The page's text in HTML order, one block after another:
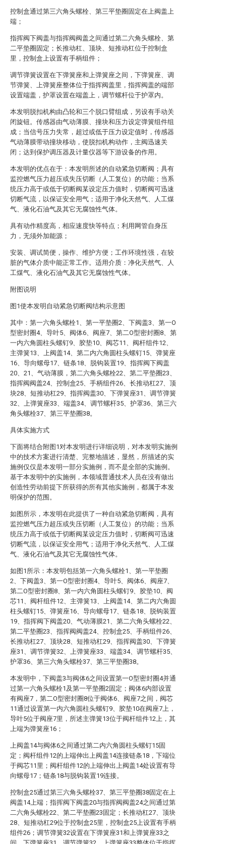
控制盒通过第三六角头螺栓、第三平垫圈固定在上阀盖上
端；
指挥阀下阀盖与指挥阀阀盖之间通过第二六角头螺栓、第
二平垫圈固定；长推动杠、顶块、短推动杠位于控制盒
里，控制盒上设置有手柄组件；
调节弹簧设置在下弹簧座和上弹簧座之间，下弹簧座、调
节弹簧、上弹簧座整体位于指挥阀盖里，指挥阀盖的端部
设置端盖，护罩设置在端盖上，调节螺杆位于护罩内。
本发明脱扣机构由凸轮和三个脱口臂组成，另设有手动关
闭旋钮。传感器由气动薄膜、撞块和压力设定弹簧组件组
成；当信号压力失常，超过或低于压力设定值时，传感器
气动薄膜带动撞块移动，使脱扣机构动作，主阀迅速关
闭；达到保护调压器及计量仪器等下游设备的作用。
本发明的优点在于：本发明所述的自动紧急切断阀；具有
监控燃气压力超压或失压切断（人工复位）的功能；当系
统压力高于或低于切断阀某设定压力值时，切断阀可迅速
切断气流，以保证安全用气；适用于净化天然气、人工煤
气、液化石油气及其它无腐蚀性气体。
具有动作精度高，相应速度快等特点；利用网管自身压
力，无须外加能源；
安装、调试简便，操作、维护方便；工作环境性强，在较
脏的气体介质中能正常工作。适用介质：净化天然气、人
工煤气、液化石油气及其它无腐蚀性气体。
附图说明
图1使本发明自动紧急切断阀结构示意图
其中：第一六角头螺栓1、第一平垫圈2、下阀盖3、第一O
型密封圈4、导叶5、阀体6、阀座7、第二O型密封圈8、第
一内六角圆柱头螺钉9、胶垫10、阀芯11、阀杆组件12、
主弹簧13、上阀盖14、第二内六角圆柱头螺钉15、弹簧座
16、导向螺母17、链条18、脱钩装置19、指挥阀下阀盖
20、21、气动薄膜，第二六角头螺栓22、第二平垫圈23、
指挥阀阀盖24、控制盒25、手柄组件26、长推动杠27、顶
块28、短推动杠29、指挥阀盖30、下弹簧座31、调节弹簧
32、上弹簧座33、端盖34、调节螺杆35、护罩36、第三六
角头螺栓37、第三平垫圈38。
具体实施方式
下面将结合附图1对本发明进行详细说明，对本发明实施例
中的技术方案进行清楚、完整地描述，显然，所描述的实
施例仅仅是本发明一部分实施例，而不是全部的实施例。
基于本发明中的实施例，本领域普通技术人员在没有做出
创造性劳动前提下所获得的所有其他实施例，都属于本发
明保护的范围。
如图所示，本发明在此提供了一种自动紧急切断阀，具有
监控燃气压力超压或失压切断（人工复位）的功能；当系
统压力高于或低于切断阀某设定压力值时，切断阀可迅速
切断气流，以保证安全用气；适用于净化天然气、人工煤
气、液化石油气及其它无腐蚀性气体。
如图1所示：本发明包括第一六角头螺栓1、第一平垫圈
2、下阀盖3、第一O型密封圈4、导叶5、阀体6、阀座7、
第二O型密封圈8、第一内六角圆柱头螺钉9、胶垫10、阀
芯11、阀杆组件12、主弹簧13、上阀盖14、第二内六角圆
柱头螺钉15、弹簧座16、导向螺母17、链条18、脱钩装置
19、指挥阀下阀盖20、气动薄膜21、第二六角头螺栓22、
第二平垫圈23、指挥阀阀盖24、控制盒25、手柄组件26、
长推动杠27、顶块28、短推动杠29、指挥阀盖30、下弹簧
座31、调节弹簧32、上弹簧座33、端盖34、调节螺杆35、
护罩36、第三六角头螺栓37、第三平垫圈38。
本发明中，下阀盖3与阀体6之间设置第一O型密封圈4并通
过第一六角头螺栓1及第一平垫圈2固定；阀体6内部设置
有阀座7，第二O型密封圈8位于阀体6、阀座7之间，阀芯
11通过设置第一内六角圆柱头螺钉9、胶垫10在阀座7上，
导叶5位于阀座7里，所述主弹簧13位于阀杆组件12上，其
上端为弹簧座16；
上阀盖14与阀体6之间通过第二内六角圆柱头螺钉15固
定；阀杆组件12的上端伸出上阀盖14连接链条18，下端位
于阀芯11里；阀杆组件12的上端伸出上阀盖14处设置有导
向螺母17；链条18与脱钩装置19连接。
控制盒25通过第三六角头螺栓37、第三平垫圈38固定在上
阀盖14上端；指挥阀下阀盖20与指挥阀阀盖24之间通过第
二六角头螺栓22、第二平垫圈23固定；长推动杠27、顶块
28、短推动杠29位于控制盒25里，控制盒25上设置有手柄
组件26；调节弹簧32设置在下弹簧座31和上弹簧座33之